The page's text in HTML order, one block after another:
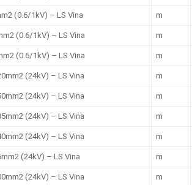
(0.6/1kV) – LS Vina m
(0.6/1kV) – LS Vina m
(0.6/1kV) – LS Vina m
(24kV) – LS Vina m
(24kV) – LS Vina m
(24kV) – LS Vina m
(24kV) – LS Vina m
(24kV) – LS Vina m
(24kV) – LS Vina m